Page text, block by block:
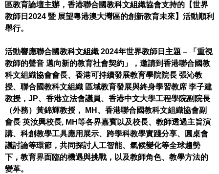
區教育論壇主辦，香港聯合國教科文組織協會支持的【世界
教師日2024 暨 展望粵港澳大灣區的創新教育未來】活動順利
舉行。
活動響應聯合國教科文組織 2024年世界教師日主題 – 「重視
教師的聲音 邁向新的教育社會契約」，邀請到香港聯合國教
科文組織協會會長、香港可持續發展教育學院院長 張沁教
授、聯合國教科文組織 區域教育發展與終身學習教席 李子建
教授，JP、香港立法會議員、香港中文大學工程學院副院長
（外務）黃錦輝教授， MH、香港聯合國教科文組織協會副
會長 英汝興校長, MH等各界嘉賓以及校長、教師透過主旨演
講、科創教學工具應用展示、跨學科教學實踐分享、圓桌會
議討論等環節，共同探討人工智能、氣候變化等全球趨勢
下，教育界面臨的機遇與挑戰，以及教師角色、教學方法的
變革。